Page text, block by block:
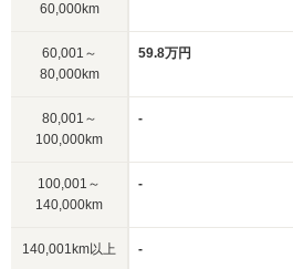
60,000km
60,001～
80,000km
59.8万円
80,001～
100,000km
-
100,001～
140,000km
-
140,001km以上 -